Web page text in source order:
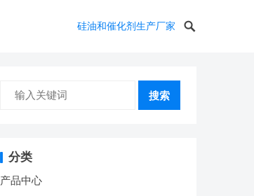
硅油和催化剂生产厂家
搜索
分类
产品中心